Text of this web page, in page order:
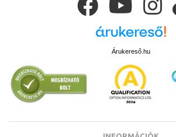
Árukereső.hu